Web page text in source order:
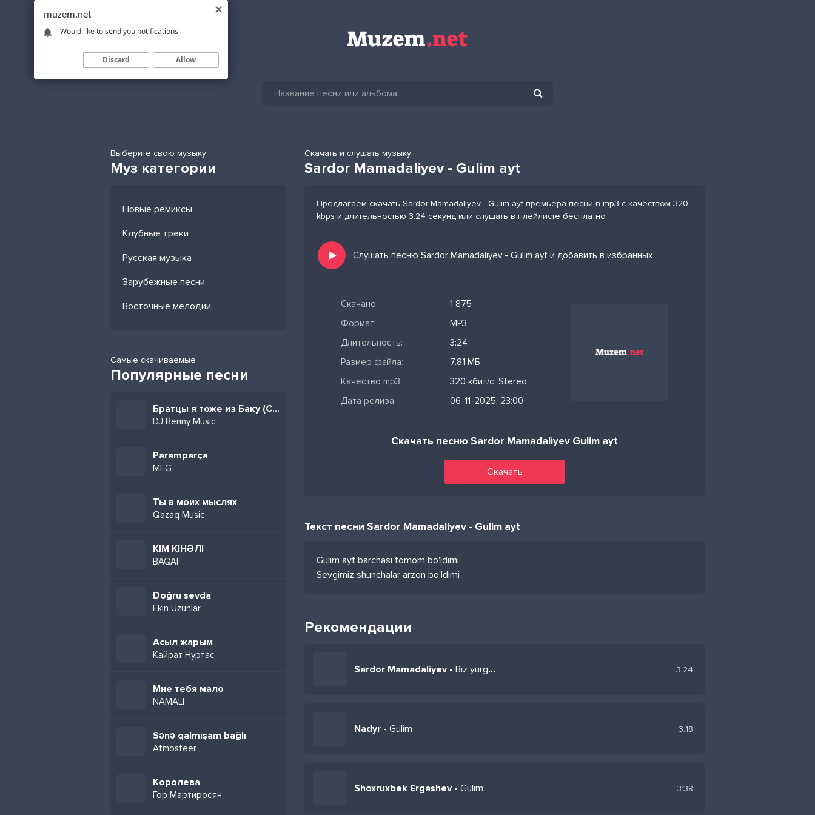
Выберите свою музыку
Муз категории
Новые ремиксы
Клубные треки
Русская музыка
Зарубежные песни
Восточные мелодии
Самые скачиваемые
Популярные песни
Братцы я тоже из Баку (Cover)
DJ Benny Music
Paramparça
MEG
Ты в моих мыслях
Qazaq Music
КІМ КІНӘЛІ
BAQAI
Doğru sevda
Ekin Uzunlar
Асыл жарым
Кайрат Нуртас
Мне тебя мало
NAMALI
Sənə qalmışam bağlı
Atmosfeer
Королева
Гор Мартиросян
Скачать и слушать музыку
Sardor Mamadaliyev - Gulim ayt
Предлагаем скачать Sardor Mamadaliyev - Gulim ayt премьера песни в mp3 с качеством 320
kbps и длительностью 3:24 секунд или слушать в плейлисте бесплатно
Слушать песню Sardor Mamadaliyev - Gulim ayt и добавить в избранных
Скачано:
1 875
Формат:
MP3
Длительность:
3:24
Размер файла:
7.81 МБ
Качество mp3:
320 кбит/с, Stereo
Дата релиза:
06-11-2025, 23:00
Скачать песню Sardor Mamadaliyev Gulim ayt
Скачать
Текст песни Sardor Mamadaliyev - Gulim ayt
Gulim ayt barchasi tomom bo'ldimi
Sevgimiz shunchalar arzon bo'ldimi
Рекомендации
Sardor Mamadaliyev - Biz yurgan ko'chalar vayron bo'ldimi 3:24
Nadyr - Gulim 3:18
Shoxruxbek Ergashev - Gulim 3:38
muzem.net
Would like to send you notifications
Discard Allow